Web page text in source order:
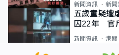
新聞資訊 新聞
五歲童疑遭
囚22年 官
新聞資訊 港聞